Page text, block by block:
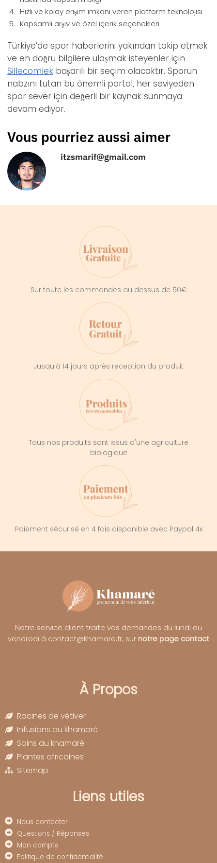
Hızlı ve kolay erişim imkanı veren platform teknolojisi
Kapsamlı arşiv ve özel içerik seçenekleri
Türkiye’de spor haberlerini yakından takip etmek
ve en doğru bilgilere ulaşmak isteyenler için
Sillecomlek başarılı bir seçim olacaktır. Sporun
nabzını tutan bu önemli portal, her seviyeden
spor sever için değerli bir kaynak sunmaya
devam ediyor.
Vous pourriez aussi aimer
itzsmarif@gmail.com
Sur toute les commandes au dessus de 50€
Jusqu'à 14 jours après reception du produit
Tous nos produits sont issus d'une agriculture
biologique
Paiement sécurisé en 4 fois disponible avec Paypal 4x
Notre service client traite vos demandes du lundi au
vendredi à contact@khamare.fr, sur notre page contact
À Propos
Racines de vétiver
Infusions au khamaré
Soins au khamaré
Plantes africaines
Sitemap
Liens utiles
Nous contacter
Questions / Réponses
Mon compte
Politique de confidentialité